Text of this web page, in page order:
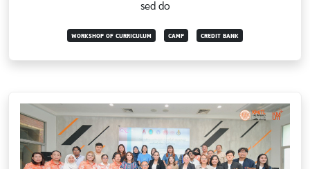
sed do
WORKSHOP OF CURRICULUM CAMP CREDIT BANK